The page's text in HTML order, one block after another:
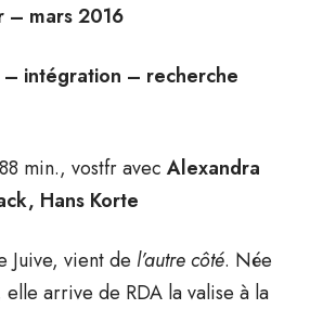
– mars 2016
intégration – recherche
min., vostfr avec Alexandra
Hans Korte
Juive, vient de l’autre côté. Née
arrive de RDA la valise à la